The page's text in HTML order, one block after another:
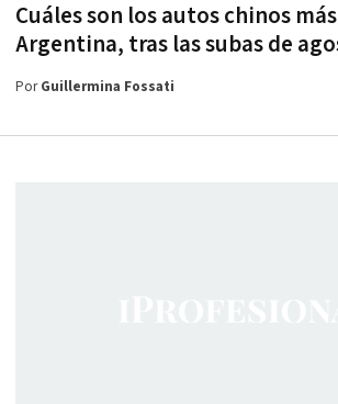
Cuáles son los autos chinos
Argentina, tras las subas de
PorGuillermina Fossati